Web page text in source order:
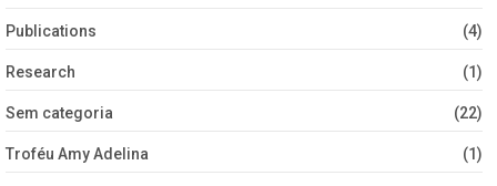
Publications (4)
Research (1)
Sem categoria (22)
Troféu Amy Adelina (1)